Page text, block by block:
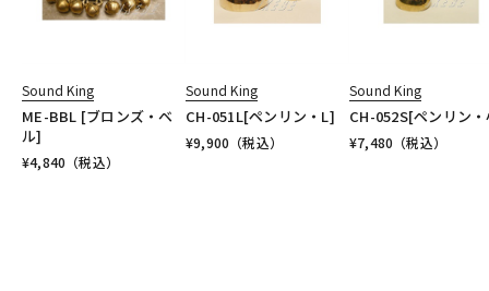
Sound King
ME-BBL [ブロンズ・ベ
ル]
¥4,840 （税込）
Sound King
CH-051L[ペンリン・L]
¥9,900 （税込）
Sound King
CH-052S[ペンリン
¥7,480 （税込）